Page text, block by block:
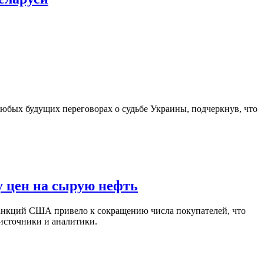
будущих переговорах о судьбе Украины, подчеркнув, что
цен на сырую нефть
США привело к сокращению числа покупателей, что
и аналитики.